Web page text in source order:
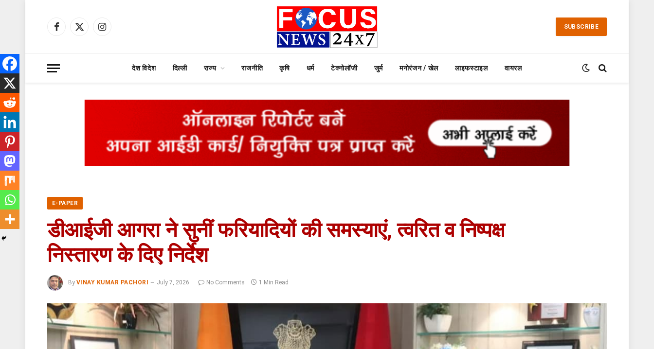
Facebook
X
Instagram
SUBSCRIBE
देश विदेश दिल्ली राज्य राजनीति कृषि धर्म टेक्नोलॉजी जुर्म मनोरंजन / खेल लाइफस्टाइल वायरल
E-PAPER
डीआईजी आगरा ने सुनीं फरियादियों की समस्याएं, त्वरित व निष्पक्ष
निस्तारण के दिए निर्देश
By VINAY KUMAR PACHORI July 7, 2026 No Comments 1 Min Read